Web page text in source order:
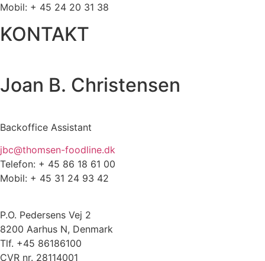
Mobil: + 45 24 20 31 38
KONTAKT
Joan B. Christensen
Backoffice Assistant
jbc@thomsen-foodline.dk
Telefon: + 45 86 18 61 00
Mobil: + 45 31 24 93 42
P.O. Pedersens Vej 2
8200 Aarhus N, Denmark
Tlf. +45 86186100
CVR nr. 28114001